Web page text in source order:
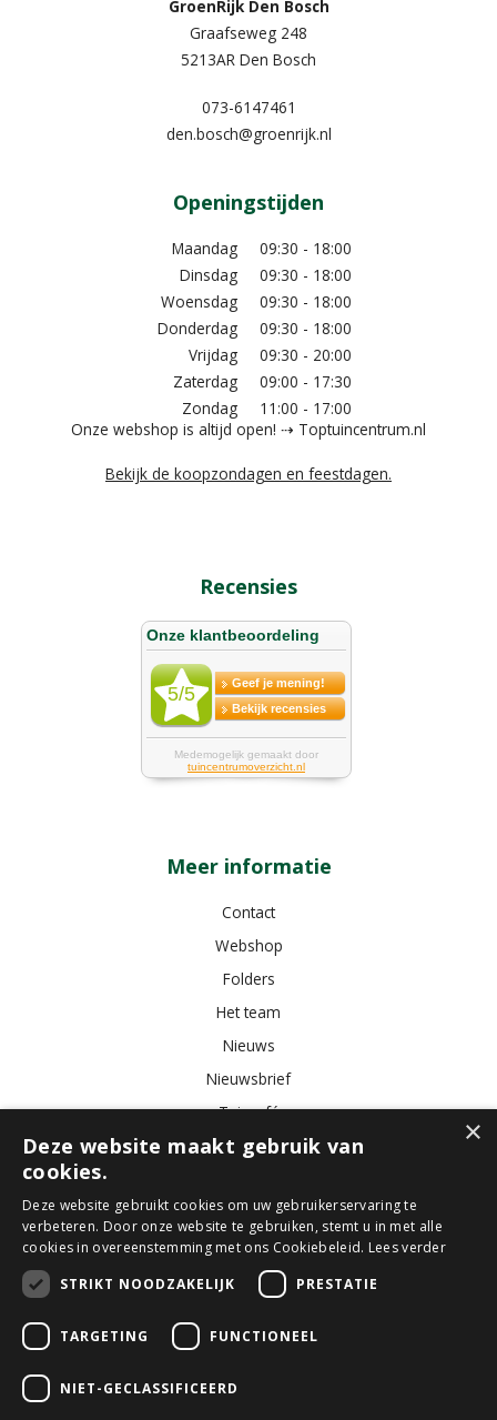
GroenRijk Den Bosch
Graafseweg 248
5213AR Den Bosch
073-6147461
den.bosch@groenrijk.nl
Openingstijden
Maandag
09:30 - 18:00
Dinsdag
09:30 - 18:00
Woensdag
09:30 - 18:00
Donderdag
09:30 - 18:00
Vrijdag
09:30 - 20:00
Zaterdag
09:00 - 17:30
Zondag
11:00 - 17:00
Onze webshop is altijd open! ⇢ Toptuincentrum.nl
Bekijk de koopzondagen en feestdagen.
Recensies
Meer informatie
Contact
Webshop
Folders
Het team
Nieuws
Nieuwsbrief
Tuincafé
Vacatures
Tuincentrum Bloemist Kamerplanten Kunstbloemen
Buitenplanten
Tuinmeubelen
© GroenRijk Den Bosch
Tuincentrum Overzicht
×
Deze website maakt gebruik van
cookies.
Deze website gebruikt cookies om uw gebruikerservaring te
verbeteren. Door onze website te gebruiken, stemt u in met alle
cookies in overeenstemming met ons Cookiebeleid. Lees verder
STRIKT NOODZAKELIJK
PRESTATIE
TARGETING FUNCTIONEEL
NIET-GECLASSIFICEERD